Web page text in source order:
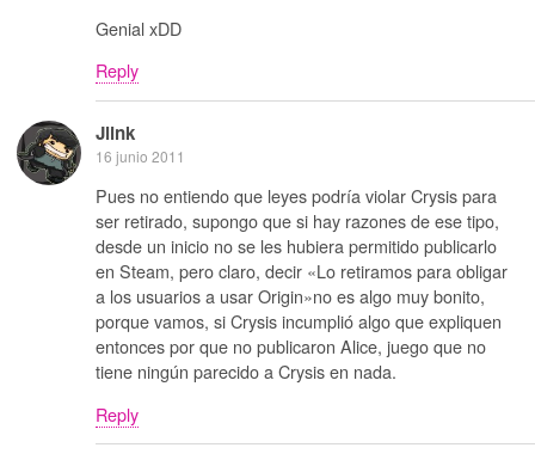
Genial xDD
Reply
Jlink
16 junio 2011
Pues no entiendo que leyes podría violar Crysis para
ser retirado, supongo que si hay razones de ese tipo,
desde un inicio no se les hubiera permitido publicarlo
en Steam, pero claro, decir «Lo retiramos para obligar
a los usuarios a usar Origin»no es algo muy bonito,
porque vamos, si Crysis incumplió algo que expliquen
entonces por que no publicaron Alice, juego que no
tiene ningún parecido a Crysis en nada.
Reply